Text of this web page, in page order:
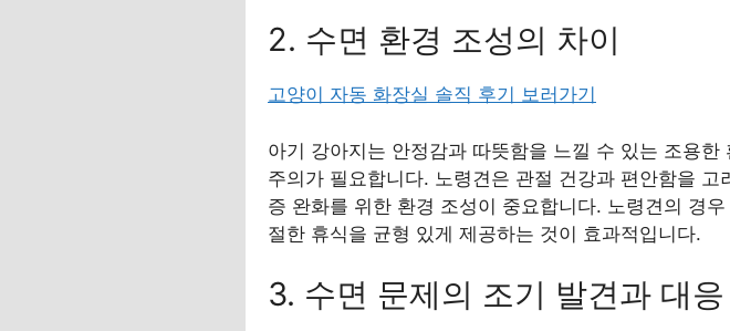
2. 수면 환경 조성의 차이
고양이 자동 화장실 솔직 후기 보러가기
아기 강아지는 안정감과 따뜻함을 느낄 수 있는 조용
주의가 필요합니다. 노령견은 관절 건강과 편안함을
증 완화를 위한 환경 조성이 중요합니다. 노령견의 경
절한 휴식을 균형 있게 제공하는 것이 효과적입니다.
3. 수면 문제의 조기 발견과 대응